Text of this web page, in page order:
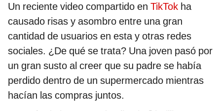
Un reciente video compartido en TikTok ha
causado risas y asombro entre una gran
cantidad de usuarios en esta y otras redes
sociales. ¿De qué se trata? Una joven pasó por
un gran susto al creer que su padre se había
perdido dentro de un supermercado mientras
hacían las compras juntos.